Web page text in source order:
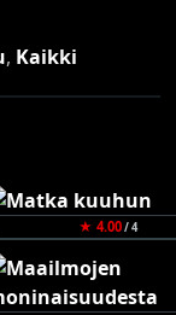
, Kaikki
★ 4.00/ 4